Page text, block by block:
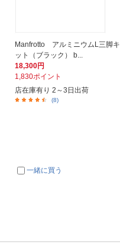
Manfrotto アルミニウムL三脚キ
ット（ブラック） b...
18,300円
1,830ポイント
店在庫有り 2～3日出荷
(8)
一緒に買う